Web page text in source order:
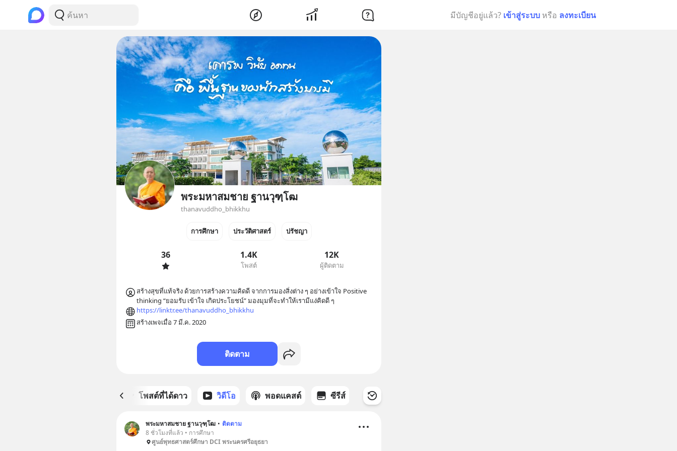
มีบัญชีอยู่แล้ว? เข้าสู่ระบบ หรือ ลงทะเบียน
พระมหาสมชาย ฐานวุฑฺโฒ
thanavuddho_bhikkhu
การศึกษา ประวัติศาสตร์ ปรัชญา
36 1.4K
โพสต์
12K
ผู้ติดตาม
สร้างสุขที่แท้จริง ด้วยการสร้างความคิดดี จากการมองสิ่งต่าง ๆ อย่างเข้าใจ Positive
thinking “ยอมรับ เข้าใจ เกิดประโยชน์” มองมุมที่จะทำให้เรามีแง่คิดดี ๆ
https://linktr.ee/thanavuddho_bhikkhu
สร้างเพจเมื่อ 7 มี.ค. 2020
ติดตาม
โพสต์ที่ได้ดาว วิดีโอ พอดแคสต์ ซีรีส์
พระมหาสมชาย ฐานวุฑฺโฒ • ติดตาม
8 ชั่วโมงที่แล้ว • การศึกษา
ศูนย์พุทธศาสตร์ศึกษา DCI พระนครศรีอยุธยา